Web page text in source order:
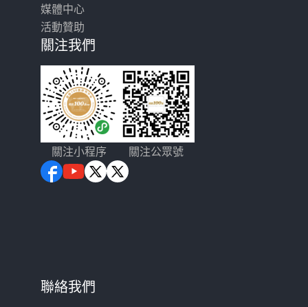
媒體中心
活動贊助
關注我們
關注小程序 關注公眾號
聯絡我們